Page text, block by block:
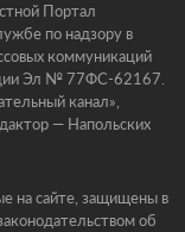
Портал
по надзору в
коммуникаций
Эл № 77ФС-62167.
канал»,
— Напольских
на сайте, защищены в
об